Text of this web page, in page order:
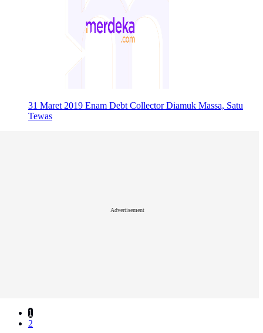
31 Maret 2019 Enam Debt Collector Diamuk Massa, Satu
Tewas
Advertisement
1
2